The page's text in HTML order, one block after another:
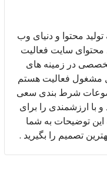
محتوا و دنیای وب
حوزه تولید محتوای سایت فعالیت
به صورت تخصصی در زمینه های
مشغول فعالیت هستم
شرط بندی سعی
با ارزشمندی را برای
این توضیحات به شما
تصمیم را بگیرید .